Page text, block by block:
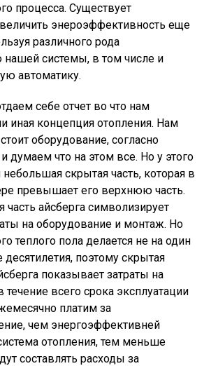
процесса. Существует
энероэффективность еще
различного рода
нашей системы, в том числе и
автоматику.
себе отчет во что нам
иная концепция отопления. Нам
оборудование, согласно
думаем что на этом все. Но у этого
небольшая скрытая часть, которая в
превышает его верхнюю часть.
часть айсберга символизирует
на оборудование и монтаж. Но
теплого пола делается не на один
десятилетия, поэтому скрытая
показывает затраты на
течение всего срока эксплуатации
платим за
чем энергоэффективней
отопления, тем меньше
составлять расходы за